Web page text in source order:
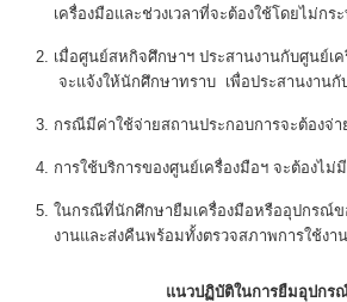
เครื่องมือและช่วงเวลาที่จะต้องใช้โดยไม่ก
เมื่อศูนย์สหกิจศึกษาฯ ประสานงานกับศูนย์
จะแจ้งให้นักศึกษาทราบ เพื่อประสานงาน
กรณีมีค่าใช้จ่ายสถานประกอบการจะต้องจ่
การใช้บริการของศูนย์เครื่องมือฯ จะต้องไ
ในกรณีที่นักศึกษายืมเครื่องมือหรืออุปกรณ์ข
งานและส่งคืนพร้อมทั้งตรวจสภาพการใช้ง
แนวปฏิบัติในการยืมอุปกร